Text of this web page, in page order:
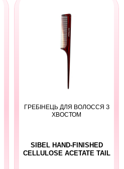
ГРЕБІНЕЦЬ ДЛЯ ВОЛОССЯ З
ХВОСТОМ
SIBEL HAND-FINISHED
CELLULOSE ACETATE TAIL